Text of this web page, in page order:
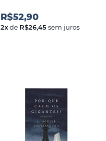
R$52,90
2xde R$26,45sem juros